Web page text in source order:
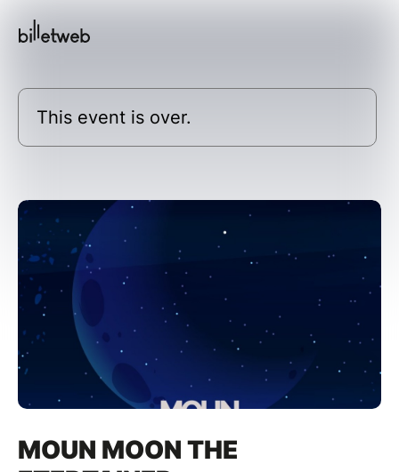
This event is over.
MOUN MOON THE